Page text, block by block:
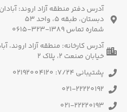
آدرس دفتر منطقه آزاد اروند: آبادان،
دبستان، طبقه 5، واحد 53
شماره تماس 1389-323-0615
آدرس کارخانه: منطقه آزاد اروند،
خیابان صنعت 2، پلاک 2
پشتیبانی 7/24: 02192004120
021-22220192
021-22220193